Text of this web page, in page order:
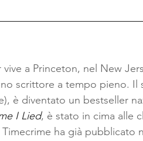
vive a Princeton, nel New
scrittore a tempo pieno. Il
è diventato un bestseller
I Lied, è stato in cima alle
ha già pubblicato